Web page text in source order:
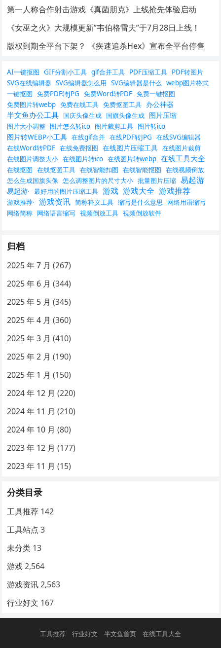
第一人称合作射击游戏《真菌朋克》上线抢先体验启动
《女巫之火》大规模更新”韦伯格雷夫”于7月28日上线！
版权到期全平台下架？ 《疾速追杀Hex》宣布全平台停售
AI一键抠图 GIF分割小工具 gif合并工具 PDF压缩工具 PDF转图片
SVG在线编辑器 SVG编辑器怎么用 SVG编辑器是什么 webp图片格式
一键抠图 免费PDF转JPG 免费Word转PDF 免费一键抠图
免费图片转webp 免费在线工具 免费抠图工具 办公神器
半文鱼办公工具 国庆头像生成 国旗头像生成 图片压缩
图片大小调整 图片怎么转ico 图片裁剪工具 图片转ico
图片转WEBP小工具 在线gif合并 在线PDF转JPG 在线SVG编辑器
在线Word转PDF 在线免费抠图 在线图片压缩工具 在线图片裁剪
在线图片调整大小 在线图片转ico 在线图片转webp 在线工具大全
在线抠图 在线抠图工具 在线智能扣图 在线智能抠图 在线视频倒放
怎么生成国旗头像 怎么调整图片的尺寸大小 批量图片压缩 易起游
易起游· 最好用的图片压缩工具 游戏 游戏大全 游戏推荐
游戏推荐· 游戏资讯 简称释义工具 缩写是什么意思
网络用语缩写
网络简称 网络语言缩写 视频倒放工具 视频倒放软件
归档
2025 年 7 月 (267)
2025 年 6 月 (344)
2025 年 5 月 (345)
2025 年 4 月 (360)
2025 年 3 月 (410)
2025 年 2 月 (190)
2025 年 1 月 (150)
2024 年 12 月 (220)
2024 年 11 月 (210)
2024 年 10 月 (80)
2023 年 12 月 (177)
2023 年 11 月 (15)
分类目录
工具推荐 142
工具站点 3
未分类 13
游戏 2,564
游戏资讯 2,563
行业好文 167
工具推荐 行业好文 半文鱼首页
在线工具大全